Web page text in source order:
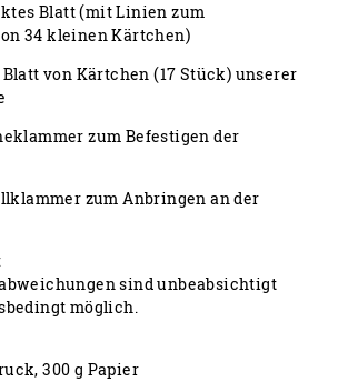
Blatt (mit Linien zum
34 kleinen Kärtchen)
von Kärtchen (17 Stück) unserer
zum Befestigen der
zum Anbringen an der
sind unbeabsichtigt
möglich.
300 g Papier